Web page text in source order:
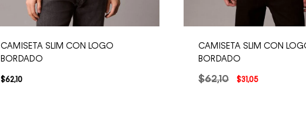
CAMISETA SLIM CON LOGO
BORDADO
$62,10
CAMISETA SLIM CON
BORDADO
$62,10 $31,05